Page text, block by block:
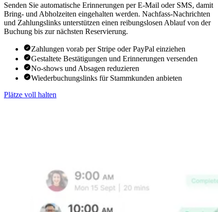
Senden Sie automatische Erinnerungen per E-Mail oder SMS, damit
Bring- und Abholzeiten eingehalten werden. Nachfass-Nachrichten
und Zahlungslinks unterstützen einen reibungslosen Ablauf von der
Buchung bis zur nächsten Reservierung.
Zahlungen vorab per Stripe oder PayPal einziehen
Gestaltete Bestätigungen und Erinnerungen versenden
No-shows und Absagen reduzieren
Wiederbuchungslinks für Stammkunden anbieten
Plätze voll halten